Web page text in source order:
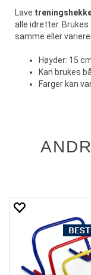
Lave
alle idretter. Brukes
samme eller
Høyder: 15
Kan brukes
Farger kan